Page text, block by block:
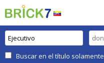
Buscar en el título solamente